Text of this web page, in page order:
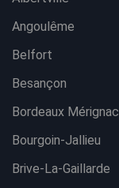
Angoulême
Belfort
Besançon
Bordeaux Mérignac
Bourgoin-Jallieu
Brive-La-Gaillarde